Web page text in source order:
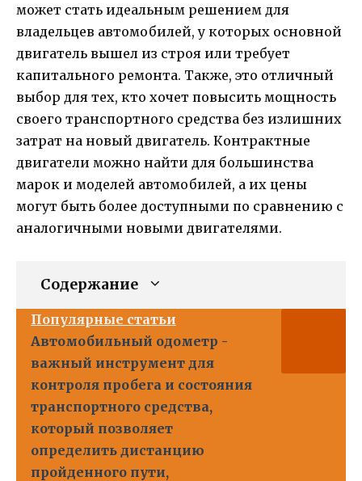
может стать идеальным решением для
владельцев автомобилей, у которых основной
двигатель вышел из строя или требует
капитального ремонта. Также, это отличный
выбор для тех, кто хочет повысить мощность
своего транспортного средства без излишних
затрат на новый двигатель. Контрактные
двигатели можно найти для большинства
марок и моделей автомобилей, а их цены
могут быть более доступными по сравнению с
аналогичными новыми двигателями.
Содержание
Популярные статьи
Автомобильный одометр -
важный инструмент для
контроля пробега и состояния
транспортного средства,
который позволяет
определить дистанцию
пройденного пути,